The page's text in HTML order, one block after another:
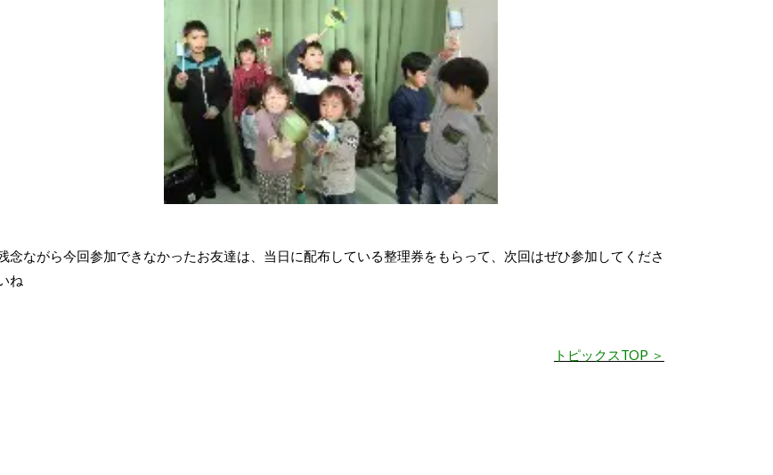
念ながら今回参加できなかったお友達は、当日に配布している整理券をもらって、次回はぜひ参加してくださ
ね
トピックスTOP ＞